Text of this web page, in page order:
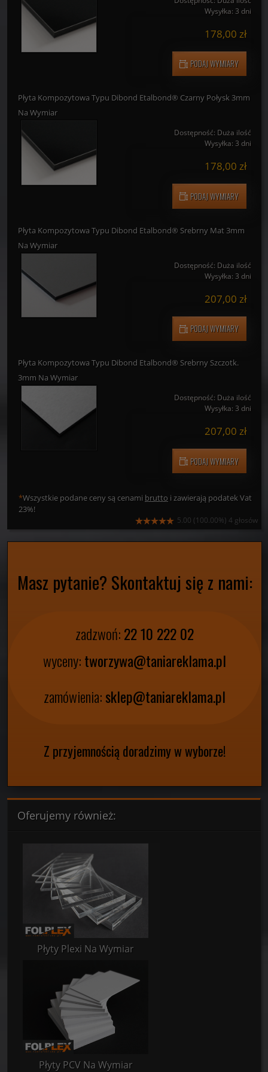
Wysyłka: 3 dni
178,00 zł
PODAJ WYMIARY
Płyta Kompozytowa Typu Dibond Etalbond® Czarny Połysk 3mm
Na Wymiar
Dostępność: Duża ilość
Wysyłka: 3 dni
178,00 zł
PODAJ WYMIARY
Płyta Kompozytowa Typu Dibond Etalbond® Srebrny Mat 3mm
Na Wymiar
Dostępność: Duża ilość
Wysyłka: 3 dni
207,00 zł
PODAJ WYMIARY
Płyta Kompozytowa Typu Dibond Etalbond® Srebrny Szczotk.
3mm Na Wymiar
Dostępność: Duża ilość
Wysyłka: 3 dni
207,00 zł
PODAJ WYMIARY
*Wszystkie podane ceny są cenami brutto i zawierają podatek Vat
23%!
5.00 (100.00%) 4 głosów
Masz pytanie? Skontaktuj się z nami:
zadzwoń:22 10 222 02
wyceny:tworzywa@taniareklama.pl
zamówienia:sklep@taniareklama.pl
Z przyjemnością doradzimy w wyborze!
Oferujemy również:
Płyty Plexi Na Wymiar
Płyty PCV Na Wymiar